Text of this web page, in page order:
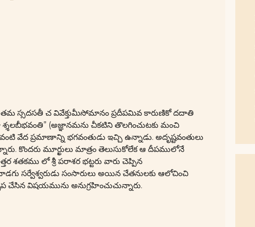
తమ స్సదసతీ చ వివేక్తుమీసోమానం ప్రదీపమివ కారుణికో దదాతి
(అజ్ఞానమను చీకటిని తొలగించుటకు మంచి
వేద ప్రమాణాన్ని భగవంతుడు ఇచ్చి ఉన్నాడు. అదృష్టవంతులు
కొందరు మూర్ఖులు మాత్రం తెలుసుకోలేక ఆ దీపములోనే
శతకము లో శ్రీ పరాశర భట్టరు వారు చెప్పిన
సర్వేశ్వరుడు సంసారులు అయిన చేతనులకు ఆలోచించి
చేసిన విషయమును అనుగ్రహించుచున్నారు.